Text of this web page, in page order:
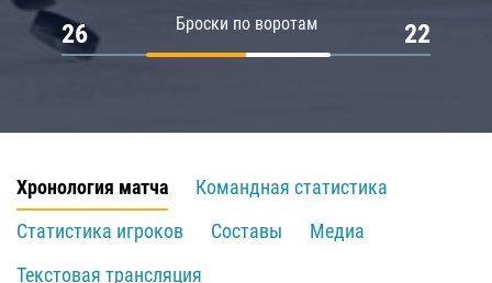
Броски по воротам
26 22
Хронология матча
Командная статистика
Статистика игроков
Составы
Медиа
Текстовая трансляция